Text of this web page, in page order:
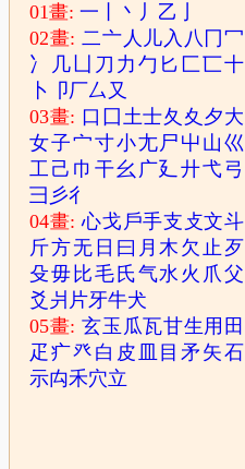
01畫:一 丶 丿 乙
02畫:二亠 人 儿入 八 冂冖
冫
几 凵 刀 力 勹 匕 匚匸十
卜
卩厂厶 又
03畫: 口 囗 土士夂 夊 夕大
女子宀寸小尢尸 屮 山巛
工 己 巾 干幺 广廴廾弋弓
彐 彡彳
04畫:心戈 戶手支 攴文斗
斤方无 日 曰 月木 欠止 歹
殳毋 比毛 氏气水 火 爪父
爻 爿 片牙牛犬
05畫:玄玉 瓜瓦甘生用 田
疋 疒癶 白 皮 目矛 矢石
示禸禾穴立